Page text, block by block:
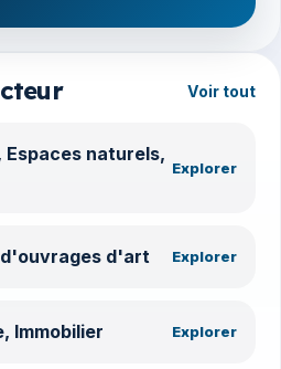
Voir tout
naturels,
Explorer
d'art Explorer
Immobilier Explorer